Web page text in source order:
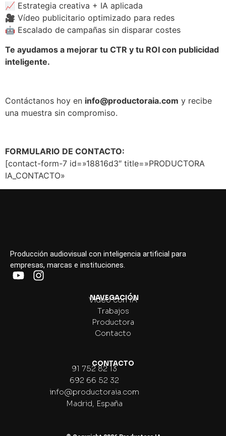
📈 Estrategia creativa + IA aplicada
🎥 Vídeo publicitario optimizado para redes
🤖 Escalado de campañas sin disparar costes
Te ayudamos a mejorar tu CTR y tu ROI con publicidad
inteligente.
Contáctanos hoy en info@productoraia.com y recibe
una muestra sin compromiso.
FORMULARIO DE CONTACTO:
[contact-form-7 id=»18816d3″ title=»PRODUCTORA
IA_CONTACTO»
Producción audiovisual con inteligencia artificial para
empresas, marcas e instituciones.
NAVEGACIÓN
Vídeo con IA
Trabajos
Productora
Contacto
CONTACTO
91 752 82 13
692 66 52 32
info@productoraia.com
Madrid, España